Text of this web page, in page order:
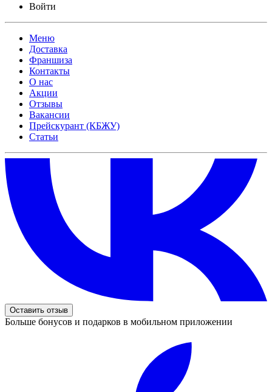
Войти
Меню
Доставка
Франшиза
Контакты
О нас
Акции
Отзывы
Вакансии
Прейскурант (КБЖУ)
Статьи
Оставить отзыв
Больше бонусов и подарков в мобильном приложении